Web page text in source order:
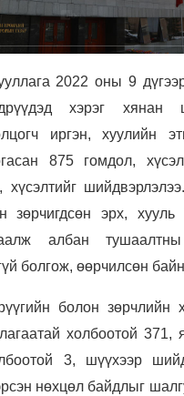
2022 оны 9
хэрэг хянан
иргэн, хуулийн
875 гомдол,
зөрчигдсөн эрх,
албан
болгож, өөрчилсөн
болон зөрчлийн
холбоотой 371,
3, шүүхээр
нөхцөл байдлыг